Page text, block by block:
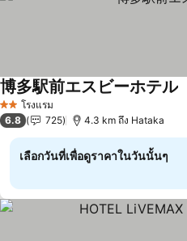
2 ดาวโรงแรม
博多駅前エスビーホテル
6.8 725 4.3 km ถึง Hataka
เลือกวันที่เพื่อดูราคาในวันนั้นๆ